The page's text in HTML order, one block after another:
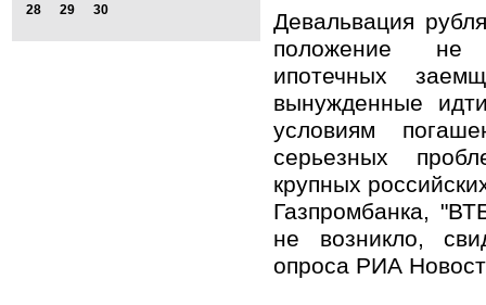
28
29 30
Девальвация
положение не
ипотечных
вынужденные
условиям
серьезных
крупных
Газпромбанка,
не возникло,
опроса РИА